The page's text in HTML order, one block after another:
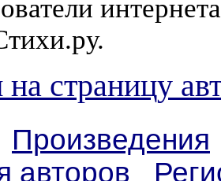
на страницу
Произведения
авторов